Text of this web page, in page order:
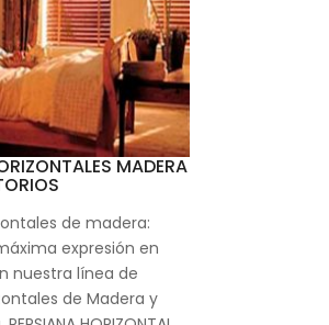
MADERA
de madera:
expresión en
nuestra línea de
de Madera y